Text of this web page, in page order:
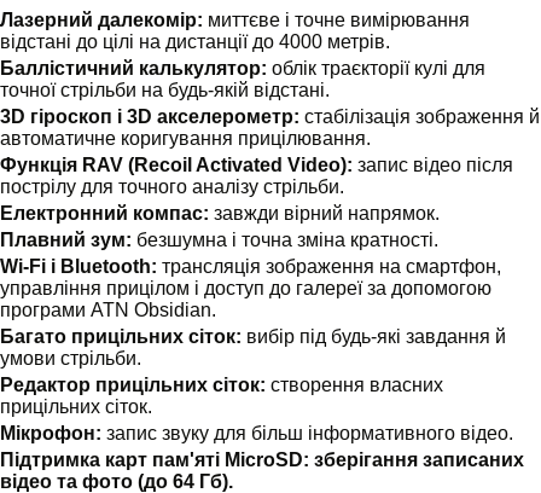
Лазерний далекомір: миттєве і точне вимірювання
відстані до цілі на дистанції до 4000 метрів.
Баллістичний калькулятор: облік траєкторії кулі для
точної стрільби на будь-якій відстані.
3D гіроскоп і 3D акселерометр: стабілізація зображення й
автоматичне коригування прицілювання.
Функція RAV (Recoil Activated Video): запис відео після
пострілу для точного аналізу стрільби.
Електронний компас:завжди вірний напрямок.
Плавний зум: безшумна і точна зміна кратності.
Wi-Fi і Bluetooth: трансляція зображення на смартфон,
управління прицілом і доступ до галереї за допомогою
програми ATN Obsidian.
Багато прицільних сіток: вибір під будь-які завдання й
умови стрільби.
Редактор прицільних сіток: створення власних
прицільних сіток.
Мікрофон: запис звуку для більш інформативного відео.
Підтримка карт пам'яті MicroSD: зберігання записаних
відео та фото (до 64 Гб).